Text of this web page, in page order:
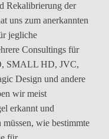
Rekalibrierung der
uns zum anerkannten
jegliche
Consultings für
SMALL HD, JVC,
Design und andere
wir meist
erkannt und
wie bestimmte